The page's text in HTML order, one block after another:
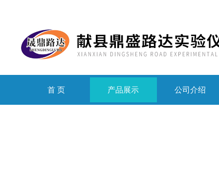
首 页 产品展示 公司介绍